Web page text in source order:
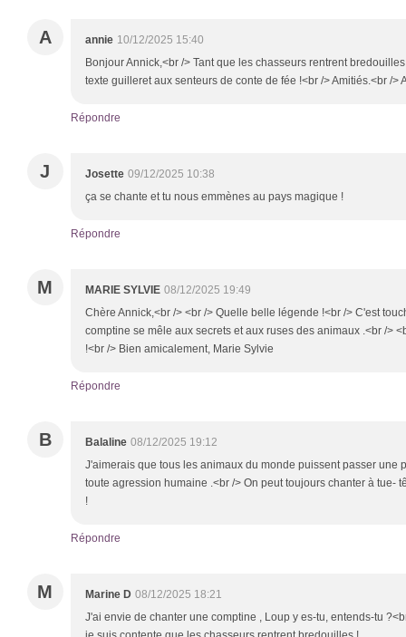
A annie 10/12/2025 15:40
Bonjour Annick,<br /> Tant que les chasseurs rentrent
texte guilleret aux senteurs de conte de fée !<br /> Amitiés.<br />
Répondre
J Josette 09/12/2025 10:38
ça se chante et tu nous emmènes au pays magique !
Répondre
M MARIE SYLVIE 08/12/2025 19:49
Chère Annick,<br /> <br /> Quelle belle légende !<br /> C'est
comptine se mêle aux secrets et aux ruses des animaux .<br />
!<br /> Bien amicalement, Marie Sylvie
Répondre
B Balaline 08/12/2025 19:12
J'aimerais que tous les animaux du monde puissent passer une
toute agression humaine .<br /> On peut toujours chanter à tue-
!
Répondre
M Marine D 08/12/2025 18:21
J'ai envie de chanter une comptine , Loup y es-tu, entends-tu